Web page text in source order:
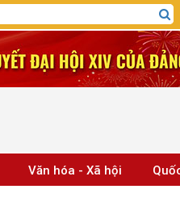
Văn hóa - Xã hội